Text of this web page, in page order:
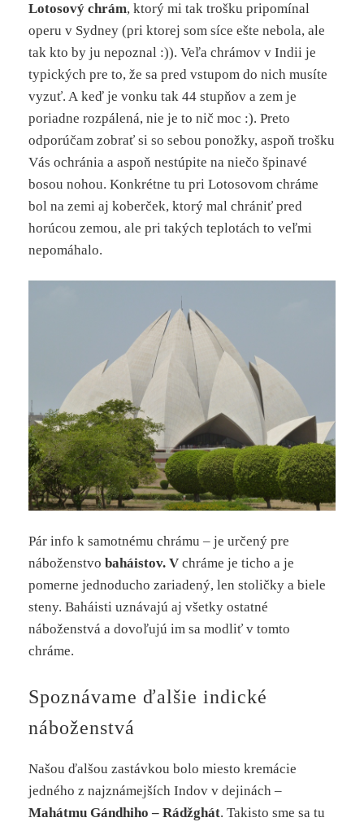
Lotosový chrám, ktorý mi tak trošku pripomínal
operu v Sydney (pri ktorej som síce ešte nebola, ale
tak kto by ju nepoznal :)). Veľa chrámov v Indii je
typických pre to, že sa pred vstupom do nich musíte
vyzuť. A keď je vonku tak 44 stupňov a zem je
poriadne rozpálená, nie je to nič moc :). Preto
odporúčam zobrať si so sebou ponožky, aspoň trošku
Vás ochránia a aspoň nestúpite na niečo špinavé
bosou nohou. Konkrétne tu pri Lotosovom chráme
bol na zemi aj koberček, ktorý mal chrániť pred
horúcou zemou, ale pri takých teplotách to veľmi
nepomáhalo.
Pár info k samotnému chrámu – je určený pre
náboženstvobaháistov. V chráme je ticho a je
pomerne jednoducho zariadený, len stoličky a biele
steny. Baháisti uznávajú aj všetky ostatné
náboženstvá a dovoľujú im sa modliť v tomto
chráme.
Spoznávame ďalšie indické
náboženstvá
Našou ďalšou zastávkou bolo miesto kremácie
jedného z najznámejších Indov v dejinách –
Mahátmu Gándhiho – Rádžghát. Takisto sme sa tu